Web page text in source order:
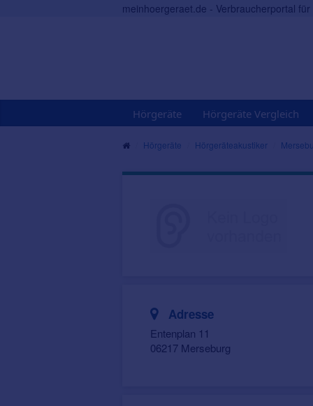
meinhoergeraet.de - Verbraucherportal
Hörgeräte Hörgeräte Vergleich
Hörgeräte Hörgeräteakustiker
Adresse
Entenplan 11
06217 Merseburg